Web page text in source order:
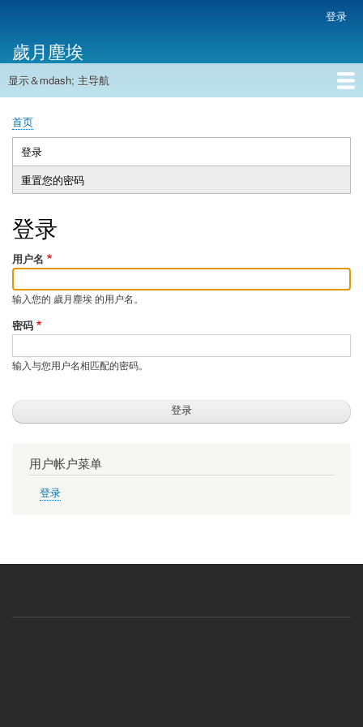
主
内
帐
户
菜
单
登录
歲月塵埃
主
航
显示＆mdash; 主导航
首页
面
包
屑
首页
主
标
登录
动
标
重置您的密码
登录
用户名
输入您的 歲月塵埃 的用户名。
密码
输入与您用户名相匹配的密码。
用户帐户菜单
登录